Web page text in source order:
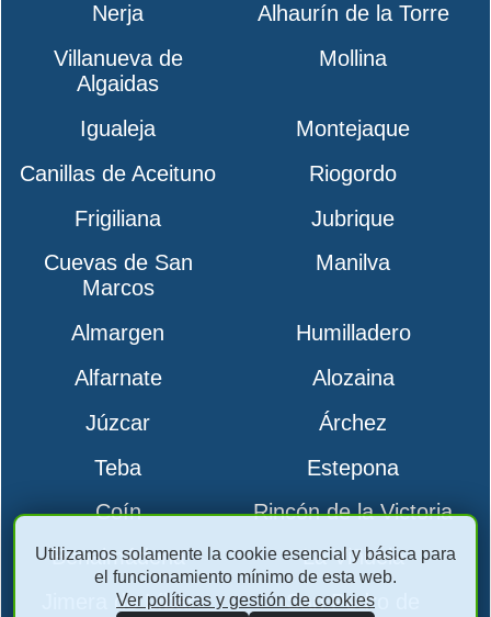
Nerja
Alhaurín de la Torre
Villanueva de
Algaidas
Mollina
Igualeja
Montejaque
Canillas de Aceituno
Riogordo
Frigiliana
Jubrique
Cuevas de San
Marcos
Manilva
Almargen
Humilladero
Alfarnate
Alozaina
Júzcar
Árchez
Teba
Estepona
Coín
Rincón de la Victoria
Benalmádena
La Viñuela
Jimera de Líbar
San Pedro de
Utilizamos solamente la cookie esencial y básica para
el funcionamiento mínimo de esta web.
Ver políticas y gestión de cookies